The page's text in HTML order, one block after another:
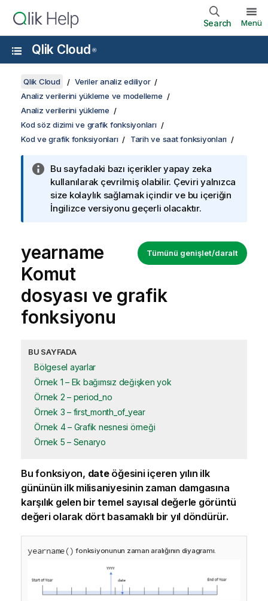
Search Menü
Qlik Cloud ®
Qlik Cloud
Veriler analiz ediliyor
Analiz verilerini yükleme ve modelleme
Analiz verilerini yükleme
Kod söz dizimi ve grafik fonksiyonları
Kod ve grafik fonksiyonları
Tarih ve saat fonksiyonları
Bu sayfadaki bazı içerikler yapay zeka
kullanılarak çevrilmiş olabilir. Çeviri yalnızca
size kolaylık sağlamak içindir ve bu içeriğin
İngilizce versiyonu geçerli olacaktır.
Tümünü genişlet/daralt
yearname
Komut
dosyası ve grafik
fonksiyonu
BU SAYFADA
Bölgesel ayarlar
Örnek 1 – Ek bağımsız değişken yok
Örnek 2 – period_no
Örnek 3 – first_month_of_year
Örnek 4 – Grafik nesnesi örneği
Örnek 5 – Senaryo
Bu fonksiyon, dateöğesini içeren yılın ilk
gününün ilk milisaniyesinin zaman damgasına
karşılık gelen bir temel sayısal değerle görüntü
değeri olarak dört basamaklı bir yıl döndürür.
yearname() fonksiyonunun zaman aralığının diyagramı.